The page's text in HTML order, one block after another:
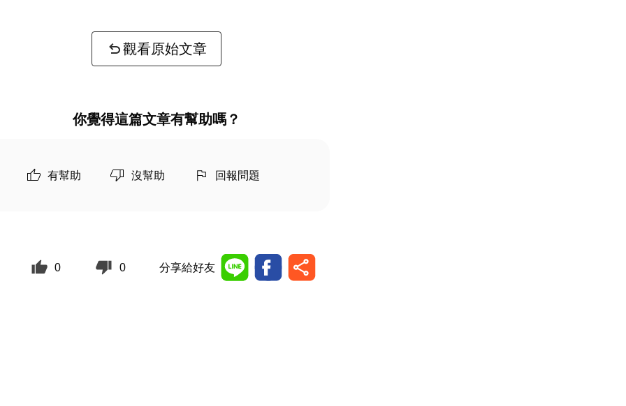
觀看原始文章
你覺得這篇文章有幫助嗎？
有幫助 沒幫助 回報問題
0 0 分享給好友